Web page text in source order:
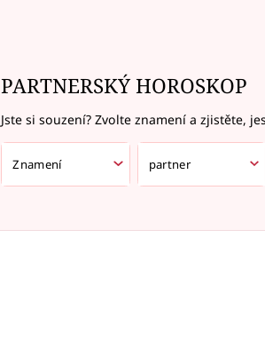
PARTNERSKÝ HOROSKOP
Jste si souzení? Zvolte znamení a zjistěte,